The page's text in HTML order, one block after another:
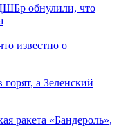
обнулили, что
известно о
а Зеленский
ракета «Бандероль»,